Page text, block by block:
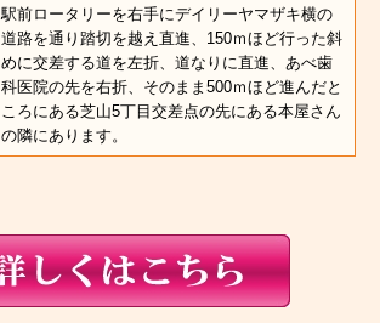
駅前ロータリーを右手にデイリーヤマザキ横の
道路を通り踏切を越え直進、150ｍほど行った斜
めに交差する道を左折、道なりに直進、あべ歯
科医院の先を右折、そのまま500ｍほど進んだと
ころにある芝山5丁目交差点の先にある本屋さん
の隣にあります。